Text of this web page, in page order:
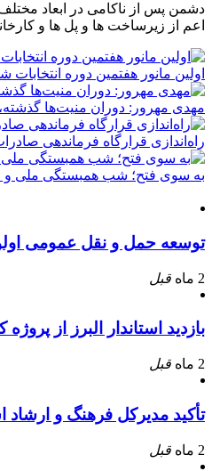
دشمن پس از ناکامی در ابعاد
اعم از زیرساخت ها و پل ها و
اولین مانور هفتمین دوره
مهدی مهرور: دوران منیت‌ها
راه‌اندازی قرارگاه فرماندهی
به سوی فتح؛ شب همبستگی ملی و
توسعه حمل و نقل عمومی
2 ماه قبل
بازدید استاندار البرز از
2 ماه قبل
تأکید مدیرکل فرهنگ و
2 ماه قبل